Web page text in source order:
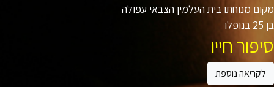
מנוחתו בית העלמין הצבאי עפולה
חייו
נוספת